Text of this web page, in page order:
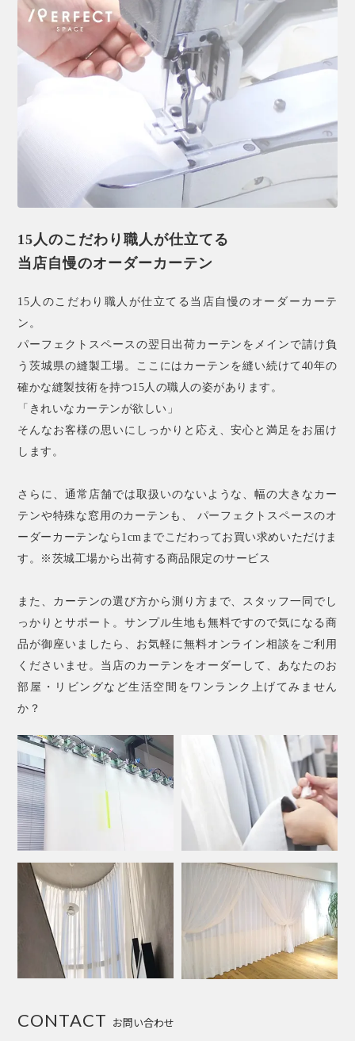
15人のこだわり職人が仕立てる
当店自慢のオーダーカーテン
15人のこだわり職人が仕立てる当店自慢のオーダーカーテ
ン。
パーフェクトスペースの翌日出荷カーテンをメインで請け負
う茨城県の縫製工場。ここにはカーテンを縫い続けて40年の
確かな縫製技術を持つ15人の職人の姿があります。
「きれいなカーテンが欲しい」
そんなお客様の思いにしっかりと応え、安心と満足をお届け
します。
さらに、通常店舗では取扱いのないような、幅の大きなカー
テンや特殊な窓用のカーテンも、 パーフェクトスペースのオ
ーダーカーテンなら1cmまでこだわってお買い求めいただけま
す。※茨城工場から出荷する商品限定のサービス
また、カーテンの選び方から測り方まで、スタッフ一同でし
っかりとサポート。サンプル生地も無料ですので気になる商
品が御座いましたら、お気軽に無料オンライン相談をご利用
くださいませ。当店のカーテンをオーダーして、あなたのお
部屋・リビングなど生活空間をワンランク上げてみません
か？
お問い合わせ
CONTACT